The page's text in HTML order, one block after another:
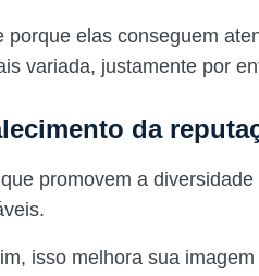
porque elas conseguem
variada, justamente por
da
promovem a
isso melhora sua